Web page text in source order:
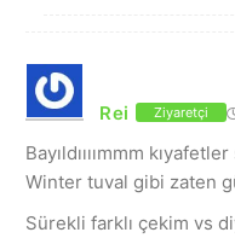
Rei Ziyaretçi
Bayıldıııımmm
Winter tuval gibi zaten
Sürekli farklı çekim vs